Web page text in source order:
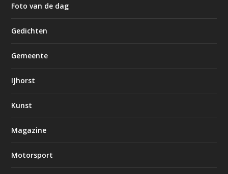
Foto van de dag
Gedichten
Gemeente
IJhorst
Kunst
Magazine
Motorsport